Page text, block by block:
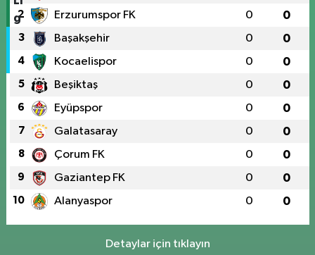
2 Erzurumspor FK 0 0
3 Başakşehir 0 0
4 Kocaelispor 0 0
5 Beşiktaş 0 0
6 Eyüpspor 0 0
7 Galatasaray 0 0
8 Çorum FK 0 0
9 Gaziantep FK 0 0
10 Alanyaspor 0 0
Detaylar için tıklayın